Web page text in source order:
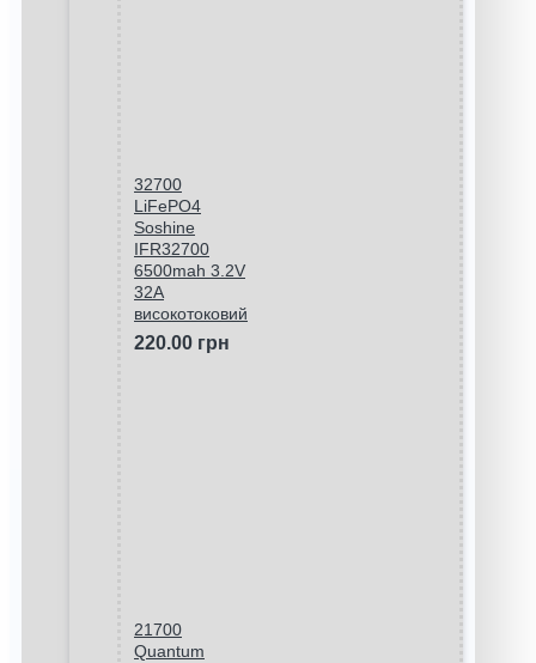
32700
LiFePO4
Soshine
IFR32700
6500mah 3.2V
32A
високотоковий
220.00 грн
21700
Quantum